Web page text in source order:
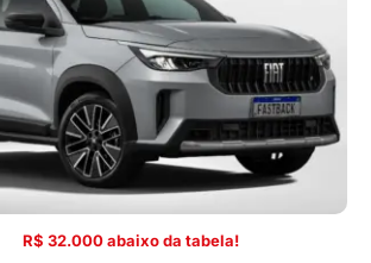
R$ 32.000 abaixo da tabela!